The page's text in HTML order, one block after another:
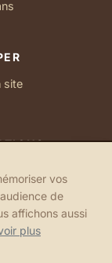
site
vos
de
affichons aussi
plus